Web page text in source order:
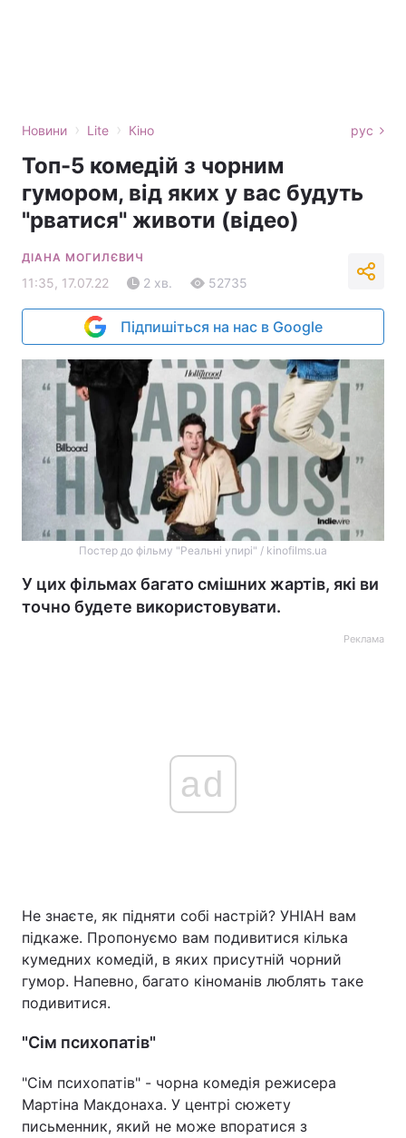
Новини › Lite › Кіно рус
Топ-5 комедій з чорним
гумором, від яких у вас будуть
"рватися" животи (відео)
ДІАНА МОГИЛЄВИЧ
11:35, 17.07.22 2 хв. 52735
Підпишіться на нас в Google
Постер до фільму "Реальні упирі" / kinofilms.ua
У цих фільмах багато смішних жартів, які ви
точно будете використовувати.
Реклама
ad
Не знаєте, як підняти собі настрій? УНІАН вам
підкаже. Пропонуємо вам подивитися кілька
кумедних комедій, в яких присутній чорний
гумор. Напевно, багато кіноманів люблять таке
подивитися.
"Сім психопатів"
"Сім психопатів" - чорна комедія режисера
Мартіна Макдонаха. У центрі сюжету
письменник, який не може впоратися з